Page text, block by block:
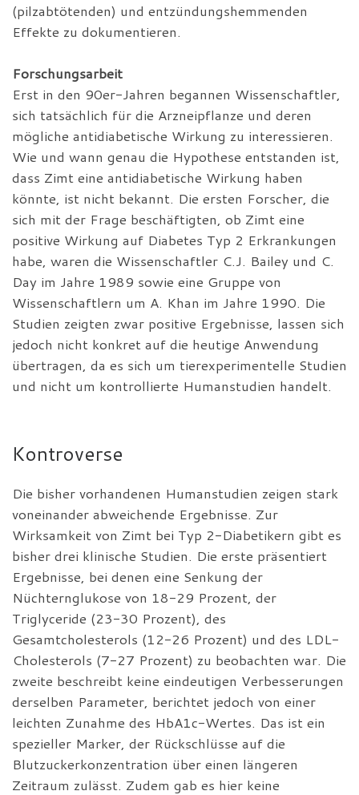
(pilzabtötenden) und entzündungshemmenden
Effekte zu dokumentieren.
Forschungsarbeit
Erst in den 90er-Jahren begannen Wissenschaftler,
sich tatsächlich für die Arzneipflanze und deren
mögliche antidiabetische Wirkung zu interessieren.
Wie und wann genau die Hypothese entstanden ist,
dass Zimt eine antidiabetische Wirkung haben
könnte, ist nicht bekannt. Die ersten Forscher, die
sich mit der Frage beschäftigten, ob Zimt eine
positive Wirkung auf Diabetes Typ 2 Erkrankungen
habe, waren die Wissenschaftler C.J. Bailey und C.
Day im Jahre 1989 sowie eine Gruppe von
Wissenschaftlern um A. Khan im Jahre 1990. Die
Studien zeigten zwar positive Ergebnisse, lassen sich
jedoch nicht konkret auf die heutige Anwendung
übertragen, da es sich um tierexperimentelle Studien
und nicht um kontrollierte Humanstudien handelt.
Kontroverse
Die bisher vorhandenen Humanstudien zeigen stark
voneinander abweichende Ergebnisse. Zur
Wirksamkeit von Zimt bei Typ 2-Diabetikern gibt es
bisher drei klinische Studien. Die erste präsentiert
Ergebnisse, bei denen eine Senkung der
Nüchternglukose von 18-29 Prozent, der
Triglyceride (23-30 Prozent), des
Gesamtcholesterols (12-26 Prozent) und des LDL-
Cholesterols (7-27 Prozent) zu beobachten war. Die
zweite beschreibt keine eindeutigen Verbesserungen
derselben Parameter, berichtet jedoch von einer
leichten Zunahme des HbA1c-Wertes. Das ist ein
spezieller Marker, der Rückschlüsse auf die
Blutzuckerkonzentration über einen längeren
Zeitraum zulässt. Zudem gab es hier keine